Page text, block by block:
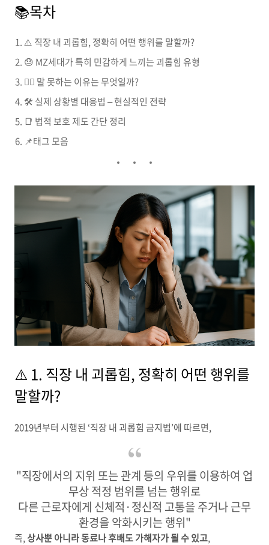
📚목차
⚠️ 직장 내 괴롭힘, 정확히 어떤 행위를 말할까?
😓 MZ세대가 특히 민감하게 느끼는 괴롭힘 유형
🧍‍♀️ 말 못하는 이유는 무엇일까?
🛠️ 실제 상황별 대응법 – 현실적인 전략
📑 법적 보호 제도 간단 정리
📌태그 모음
⚠️ 1. 직장 내 괴롭힘, 정확히 어떤 행위를
말할까?
2019년부터 시행된 ‘직장 내 괴롭힘 금지법’에 따르면,
"직장에서의 지위 또는 관계 등의 우위를 이용하여 업
무상 적정 범위를 넘는 행위로
다른 근로자에게 신체적·정신적 고통을 주거나 근무
환경을 악화시키는 행위"
즉,상사뿐 아니라 동료나 후배도 가해자가 될 수 있고,